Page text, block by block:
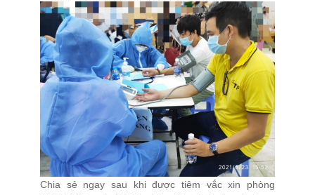
Chia sẻ ngay sau khi được tiêm vắc xin phòng
Tạo Hạt Pellet
Giải Pháp Trộn Khô
Định Hình Sản Phẩm
Đóng Gói
Trung Chuyển Nguyên Liệu
Giải Pháp Phòng Độc
Giải Pháp Vệ Sinh
Mạng Scada